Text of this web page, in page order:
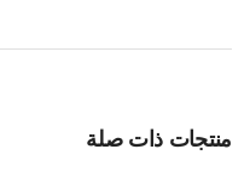
منتجات ذات صلة